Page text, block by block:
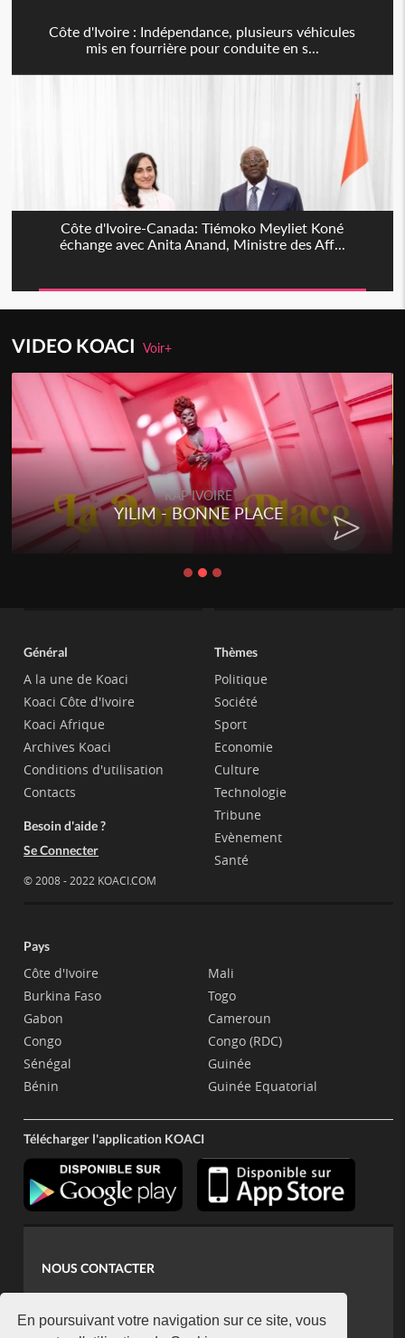
En poursuivant votre navigation sur ce site, vous
Côte d'Ivoire : Indépendance, plusieurs véhicules
mis en fourrière pour conduite en s...
Côte d'Ivoire-Canada: Tiémoko Meyliet Koné
échange avec Anita Anand, Ministre des Aff...
VIDEO KOACIVoir+
RAP IVOIRE
YILIM - BONNE PLACE
Général
A la une de Koaci
Koaci Côte d'Ivoire
Koaci Afrique
Archives Koaci
Conditions d'utilisation
Contacts
Besoin d'aide ?
Se Connecter
© 2008 - 2022 KOACI.COM
Thèmes
Politique
Société
Sport
Economie
Culture
Technologie
Tribune
Evènement
Santé
Pays
Côte d'Ivoire
Burkina Faso
Gabon
Congo
Sénégal
Bénin
Mali
Togo
Cameroun
Congo (RDC)
Guinée
Guinée Equatorial
Télécharger l'application KOACI
NOUS CONTACTER
koaci@yahoo.fr